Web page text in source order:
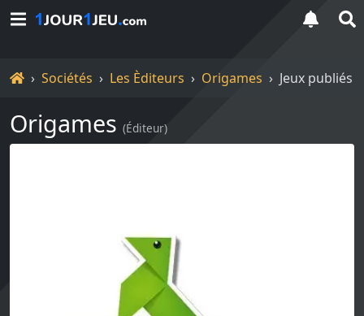
Accueil
Sociétés Les Èditeurs Origames Jeux publiés
Origames (Éditeur)